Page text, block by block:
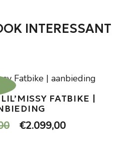
INTERESSANT
FATBIKE |
Oorspronkelijke
€2.099,00Huidige